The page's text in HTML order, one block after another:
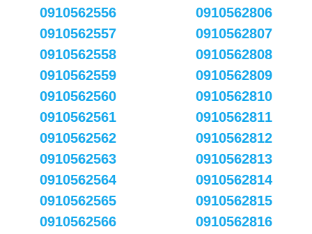
0910562556
0910562557
0910562558
0910562559
0910562560
0910562561
0910562562
0910562563
0910562564
0910562565
0910562566
0910562806
0910562807
0910562808
0910562809
0910562810
0910562811
0910562812
0910562813
0910562814
0910562815
0910562816